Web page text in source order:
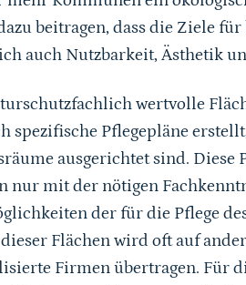
beitragen, dass die Ziele
auch Nutzbarkeit, Ästhetik
wertvolle
spezifische Pflegepläne
ausgerichtet sind.
nur mit der nötigen
der für die Pflege
dieser Flächen wird oft auf
Firmen übertragen. Für